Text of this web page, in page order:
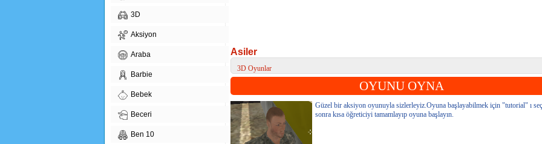
3D
Aksiyon
Araba
Barbie
Bebek
Beceri
Ben 10
Asiler
3D Oyunlar
OYUNU OYNA
Güzel bir aksiyon oyunuyla sizlerleyiz.Oyuna başlayabilmek için "tutorial" ı
sonra kısa öğreticiyi tamamlayıp oyuna başlayın.